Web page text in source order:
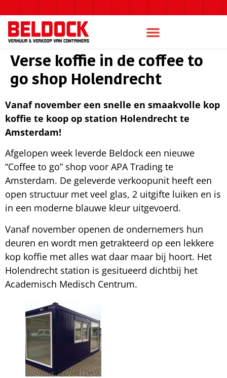
Verse koffie in de coffee to
go shop Holendrecht
Vanaf november een snelle en smaakvolle kop
koffie te koop op station Holendrecht te
Amsterdam!
Afgelopen week leverde Beldock een nieuwe
“Coffee to go” shop voor APA Trading te
Amsterdam. De geleverde verkoopunit heeft een
open structuur met veel glas, 2 uitgifte luiken en is
in een moderne blauwe kleur uitgevoerd.
Vanaf november openen de ondernemers hun
deuren en wordt men getrakteerd op een lekkere
kop koffie met alles wat daar maar bij hoort. Het
Holendrecht station is gesitueerd dichtbij het
Academisch Medisch Centrum.